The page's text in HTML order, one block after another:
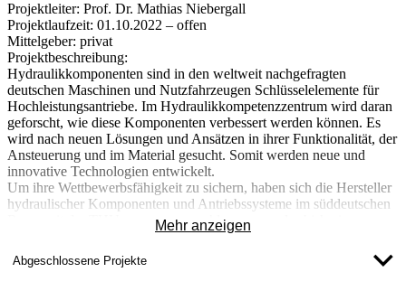
Projektleiter: Prof. Dr. Mathias Niebergall
Projektlaufzeit: 01.10.2022 – offen
Mittelgeber: privat
Projektbeschreibung:
Hydraulikkomponenten sind in den weltweit nachgefragten
deutschen Maschinen und Nutzfahrzeugen Schlüsselelemente für
Hochleistungsantriebe. Im Hydraulikkompetenzzentrum wird daran
geforscht, wie diese Komponenten verbessert werden können. Es
wird nach neuen Lösungen und Ansätzen in ihrer Funktionalität, der
Ansteuerung und im Material gesucht. Somit werden neue und
innovative Technologien entwickelt.
Um ihre Wettbewerbsfähigkeit zu sichern, haben sich die Hersteller
hydraulischer Komponenten und Antriebssysteme im süddeutschen
Raum mit der THU zusammengeschlossen, um das bisherige
Wissen zu erweitern und neue innovative Technologien zu
entwickeln. Mit Hilfe der Infrastruktur der Unternehmen und den
Forschungsaktivitäten an der Hochschule sollen gemeinsam
Mehr anzeigen
Abgeschlossene Projekte